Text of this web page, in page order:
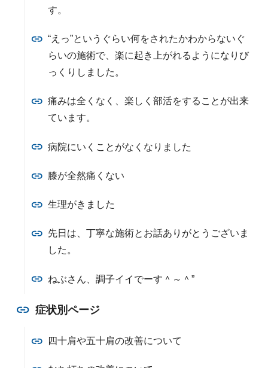
す。
“えっ”というぐらい何をされたかわからないぐ
らいの施術で、楽に起き上がれるようになりび
っくりしました。
痛みは全くなく、楽しく部活をすることが出来
ています。
病院にいくことがなくなりました
膝が全然痛くない
生理がきました
先日は、丁寧な施術とお話ありがとうございま
した。
ねぶさん、調子イイでーす＾～＾”
症状別ページ
四十肩や五十肩の改善について